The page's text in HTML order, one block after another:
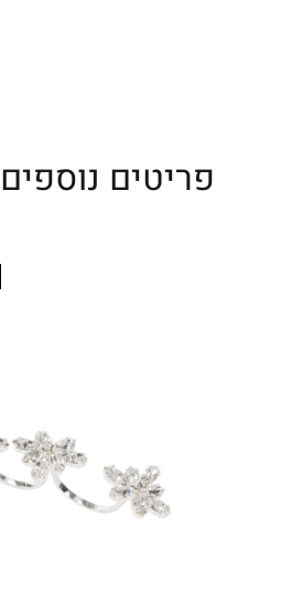
פריטים